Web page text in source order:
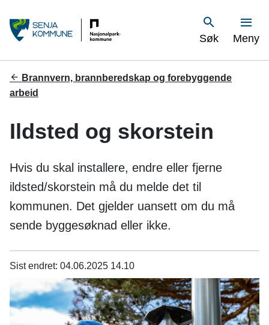
S
e
n
a
o
m
m
u
n
e
Søk Vis
Meny
Du
er
Brannvern, brannberedskap og forebyggende
arbeid
Ildsted og skorstein
Hvis du skal installere, endre eller fjerne
ildsted/skorstein må du melde det til
kommunen. Det gjelder uansett om du må
sende byggesøknad eller ikke.
Sist endret 04.06.2025 14.10